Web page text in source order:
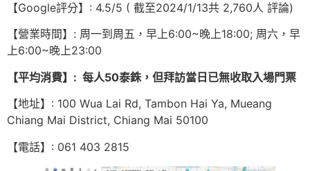
【Google評分】: 4.5/5 ( 截至2024/1/13共 2,760人 評論)
【營業時間】: 周一到周五，早上6:00~晚上18:00; 周六，早
上6:00~晚上23:00
【平均消費】: 每人50泰銖，但拜訪當日已無收取入場門票
【地址】: 100 Wua Lai Rd, Tambon Hai Ya, Mueang
Chiang Mai District, Chiang Mai 50100
【電話】: 061 403 2815